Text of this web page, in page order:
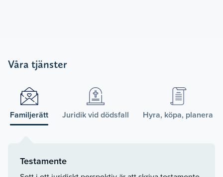
Våra tjänster
Familjerätt Juridik vid dödsfall Hyra, köpa, planera
Testamente